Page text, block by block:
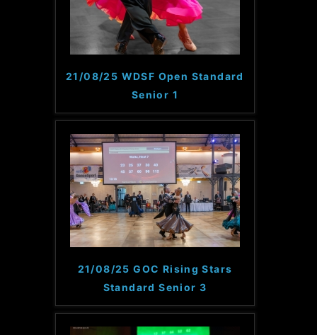
21/08/25 WDSF Open Standard
Senior 1
21/08/25 GOC Rising Stars
Standard Senior 3